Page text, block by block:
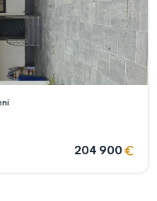
204 900